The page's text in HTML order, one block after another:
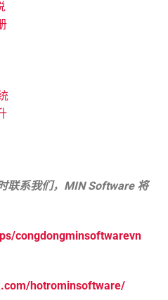
联系我们，MIN Software 将
congdongminsoftwarevn
hotrominsoftware/